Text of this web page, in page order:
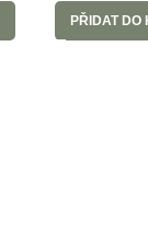
PŘIDAT DO